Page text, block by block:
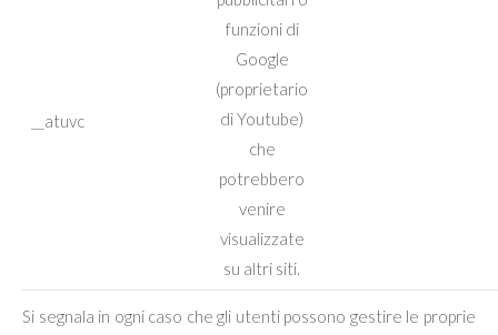
funzioni di
Google
(proprietario
di Youtube)
che
potrebbero
venire
visualizzate
su altri siti.
__atuvc
Si segnala in ogni caso che gli utenti possono gestire le proprie